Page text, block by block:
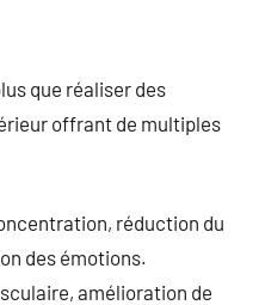
que réaliser des
offrant de multiples
réduction du
des émotions.
amélioration de